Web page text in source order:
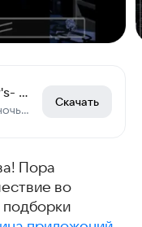
Five Nights at Freddy's- DEMO
Улыбки днем, кошмары ночью: выживешь 5 ночей с Фредди?
Скачать
Пора
во
подборки